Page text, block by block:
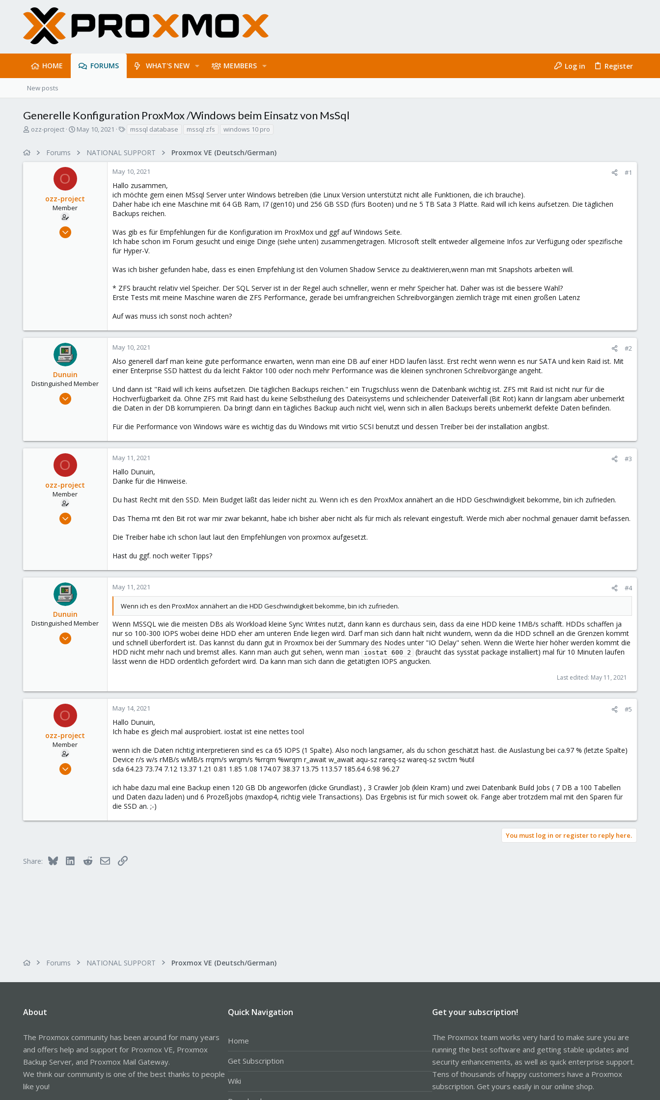
HOME FORUMS WHAT'S NEW MEMBERS Log in Register
New posts
Generelle Konfiguration ProxMox /Windows beim Einsatz von MsSql
T
a
ozz-project
S
r
t
d
a
e
May 10, 2021
s
mssql database mssql zfs windows 10 pro
Forums NATIONAL SUPPORT Proxmox VE (Deutsch/German)
O
ozz-project
Member
May 10, 2021
May 10, 2021 #1
Hallo zusammen,
ich möchte gern einen MSsql Server unter Windows betreiben (die Linux Version unterstützt nicht alle Funktionen, die ich brauche).
Daher habe ich eine Maschine mit 64 GB Ram, I7 (gen10) und 256 GB SSD (fürs Booten) und ne 5 TB Sata 3 Platte. Raid will ich keins aufsetzen. Die täglichen
Backups reichen.
Was gib es für Empfehlungen für die Konfiguration im ProxMox und ggf auf Windows Seite.
Ich habe schon im Forum gesucht und einige Dinge (siehe unten) zusammengetragen. MIcrosoft stellt entweder allgemeine Infos zur Verfügung oder spezifische
für Hyper-V.
Was ich bisher gefunden habe, dass es einen Empfehlung ist den Volumen Shadow Service zu deaktivieren,wenn man mit Snapshots arbeiten will.
* ZFS braucht relativ viel Speicher. Der SQL Server ist in der Regel auch schneller, wenn er mehr Speicher hat. Daher was ist die bessere Wahl?
Erste Tests mit meine Maschine waren die ZFS Performance, gerade bei umfrangreichen Schreibvorgängen ziemlich träge mit einen großen Latenz
Auf was muss ich sonst noch achten?
Dunuin
Distinguished Member
Jun 30, 2020
Germany
May 10, 2021 #2
Also generell darf man keine gute performance erwarten, wenn man eine DB auf einer HDD laufen lässt. Erst recht wenn wenn es nur SATA und kein Raid ist. Mit
einer Enterprise SSD hättest du da leicht Faktor 100 oder noch mehr Performance was die kleinen synchronen Schreibvorgänge angeht.
Und dann ist "Raid will ich keins aufsetzen. Die täglichen Backups reichen." ein Trugschluss wenn die Datenbank wichtig ist. ZFS mit Raid ist nicht nur für die
Hochverfügbarkeit da. Ohne ZFS mit Raid hast du keine Selbstheilung des Dateisystems und schleichender Dateiverfall (Bit Rot) kann dir langsam aber unbemerkt
die Daten in der DB korrumpieren. Da bringt dann ein tägliches Backup auch nicht viel, wenn sich in allen Backups bereits unbemerkt defekte Daten befinden.
Für die Performance von Windows wäre es wichtig das du Windows mit virtio SCSI benutzt und dessen Treiber bei der installation angibst.
O
ozz-project
Member
May 10, 2021
May 11, 2021 #3
Hallo Dunuin,
Danke für die Hinweise.
Du hast Recht mit den SSD. Mein Budget läßt das leider nicht zu. Wenn ich es den ProxMox annähert an die HDD Geschwindigkeit bekomme, bin ich zufrieden.
Das Thema mt den Bit rot war mir zwar bekannt, habe ich bisher aber nicht als für mich als relevant eingestuft. Werde mich aber nochmal genauer damit befassen.
Die Treiber habe ich schon laut laut den Empfehlungen von proxmox aufgesetzt.
Hast du ggf. noch weiter Tipps?
Dunuin
Distinguished Member
Jun 30, 2020
May 11, 2021 #4
Wenn ich es den ProxMox annähert an die HDD Geschwindigkeit bekomme, bin ich zufrieden.
Wenn MSSQL wie die meisten DBs als Workload kleine Sync Writes nutzt, dann kann es durchaus sein, dass da eine HDD keine 1MB/s schafft. HDDs schaffen ja
nur so 100-300 IOPS wobei deine HDD eher am unteren Ende liegen wird. Darf man sich dann halt nicht wundern, wenn da die HDD schnell an die Grenzen kommt
und schnell überfordert ist. Das kannst du dann gut in Proxmox bei der Summary des Nodes unter "IO Delay" sehen. Wenn die Werte hier höher werden kommt die
HDD nicht mehr nach und bremst alles. Kann man auch gut sehen, wenn man
iostat 600 2
(braucht das sysstat package installiert) mal für 10 Minuten laufen
lässt wenn die HDD ordentlich gefordert wird. Da kann man sich dann die getätigten IOPS angucken.
Last edited: May 11, 2021
O
ozz-project
Member
May 10, 2021
May 14, 2021 #5
Hallo Dunuin,
Ich habe es gleich mal ausprobiert. iostat ist eine nettes tool
wenn ich die Daten richtig interpretieren sind es ca 65 IOPS (1 Spalte). Also noch langsamer, als du schon geschätzt hast. die Auslastung bei ca.97 % (letzte Spalte)
Device r/s w/s rMB/s wMB/s rrqm/s wrqm/s %rrqm %wrqm r_await w_await aqu-sz rareq-sz wareq-sz svctm %util
sda 64.23 73.74 7.12 13.37 1.21 0.81 1.85 1.08 174.07 38.37 13.75 113.57 185.64 6.98 96.27
ich habe dazu mal eine Backup einen 120 GB Db angeworfen (dicke Grundlast) , 3 Crawler Job (klein Kram) und zwei Datenbank Build Jobs ( 7 DB a 100 Tabellen
und Daten dazu laden) und 6 Prozeßjobs (maxdop4, richtig viele Transactions). Das Ergebnis ist für mich soweit ok. Fange aber trotzdem mal mit den Sparen für
die SSD an. ;-)
You must log in or register to reply here.
Share: Bluesky LinkedInRedditEmailLink
Forums NATIONAL SUPPORT Proxmox VE (Deutsch/German)
About
The Proxmox community has been around for many years
and offers help and support for Proxmox VE, Proxmox
Backup Server, and Proxmox Mail Gateway.
We think our community is one of the best thanks to people
like you!
Quick Navigation
Home
Get Subscription
Wiki
Get your subscription!
The Proxmox team works very hard to make sure you are
running the best software and getting stable updates and
security enhancements, as well as quick enterprise support.
Tens of thousands of happy customers have a Proxmox
subscription. Get yours easily in our online shop.